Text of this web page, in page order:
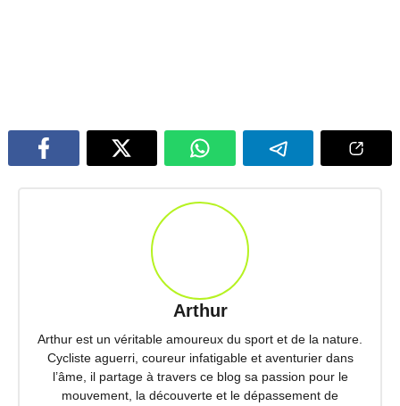
Arthur
Arthur est un véritable amoureux du sport et de la nature.
Cycliste aguerri, coureur infatigable et aventurier dans
l’âme, il partage à travers ce blog sa passion pour le
mouvement, la découverte et le dépassement de